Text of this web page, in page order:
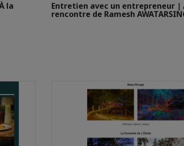
la Entretien avec un entrepreneur |
rencontre de Ramesh